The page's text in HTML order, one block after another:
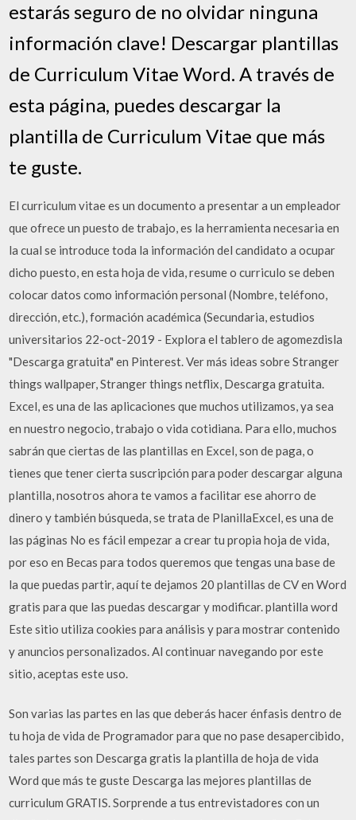
estarás seguro de no olvidar ninguna
información clave! Descargar plantillas
de Curriculum Vitae Word. A través de
esta página, puedes descargar la
plantilla de Curriculum Vitae que más
te guste.
El curriculum vitae es un documento a presentar a un empleador
que ofrece un puesto de trabajo, es la herramienta necesaria en
la cual se introduce toda la información del candidato a ocupar
dicho puesto, en esta hoja de vida, resume o curriculo se deben
colocar datos como información personal (Nombre, teléfono,
dirección, etc.), formación académica (Secundaria, estudios
universitarios 22-oct-2019 - Explora el tablero de agomezdisla
"Descarga gratuita" en Pinterest. Ver más ideas sobre Stranger
things wallpaper, Stranger things netflix, Descarga gratuita.
Excel, es una de las aplicaciones que muchos utilizamos, ya sea
en nuestro negocio, trabajo o vida cotidiana. Para ello, muchos
sabrán que ciertas de las plantillas en Excel, son de paga, o
tienes que tener cierta suscripción para poder descargar alguna
plantilla, nosotros ahora te vamos a facilitar ese ahorro de
dinero y también búsqueda, se trata de PlanillaExcel, es una de
las páginas No es fácil empezar a crear tu propia hoja de vida,
por eso en Becas para todos queremos que tengas una base de
la que puedas partir, aquí te dejamos 20 plantillas de CV en Word
gratis para que las puedas descargar y modificar. plantilla word
Este sitio utiliza cookies para análisis y para mostrar contenido
y anuncios personalizados. Al continuar navegando por este
sitio, aceptas este uso.
Son varias las partes en las que deberás hacer énfasis dentro de
tu hoja de vida de Programador para que no pase desapercibido,
tales partes son Descarga gratis la plantilla de hoja de vida
Word que más te guste Descarga las mejores plantillas de
curriculum GRATIS. Sorprende a tus entrevistadores con un